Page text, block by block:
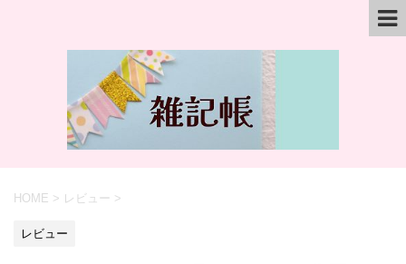
HOME > レビュー >
レビュー